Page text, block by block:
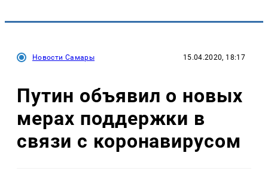
Новости Самары 15.04.2020, 18:17
Путин объявил о новых
мерах поддержки в
связи с коронавирусом